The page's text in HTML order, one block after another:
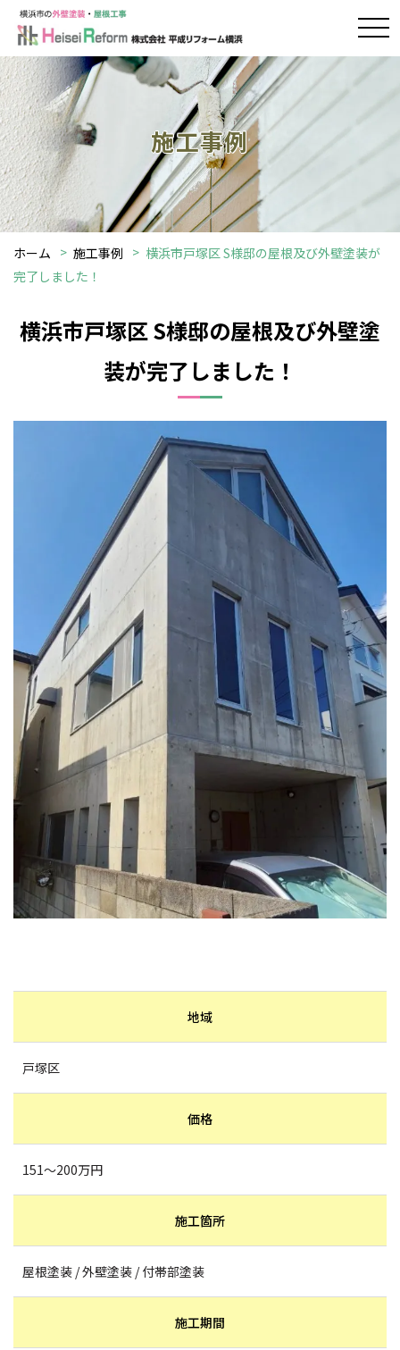
施工事例
ホーム 施工事例
横浜市戸塚区 S様邸の屋根及び外壁塗装が
完了しました！
横浜市戸塚区 S様邸の屋根及び外壁塗
装が完了しました！
地域
戸塚区
価格
151～200万円
施工箇所
屋根塗装 / 外壁塗装 / 付帯部塗装
施工期間